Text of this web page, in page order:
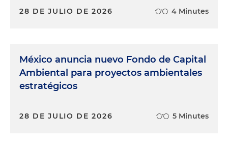
28 DE JULIO DE 2026 4 Minutes
México anuncia nuevo Fondo de Capital
Ambiental para proyectos ambientales
estratégicos
28 DE JULIO DE 2026 5 Minutes